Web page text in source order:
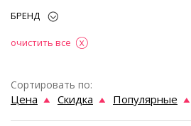
БРЕНД
очистить все
Сортировать по:
Цена Скидка Популярные